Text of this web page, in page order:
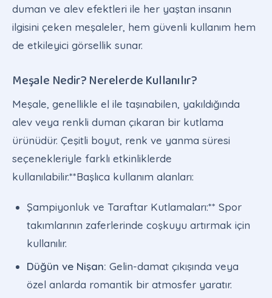
duman ve alev efektleri ile her yaştan insanın
ilgisini çeken meşaleler, hem güvenli kullanım hem
de etkileyici görsellik sunar.
Meşale Nedir? Nerelerde Kullanılır?
Meşale, genellikle el ile taşınabilen, yakıldığında
alev veya renkli duman çıkaran bir kutlama
ürünüdür. Çeşitli boyut, renk ve yanma süresi
seçenekleriyle farklı etkinliklerde
kullanılabilir.**Başlıca kullanım alanları:
Şampiyonluk ve Taraftar Kutlamaları:** Spor
takımlarının zaferlerinde coşkuyu artırmak için
kullanılır.
Düğün ve Nişan: Gelin-damat çıkışında veya
özel anlarda romantik bir atmosfer yaratır.